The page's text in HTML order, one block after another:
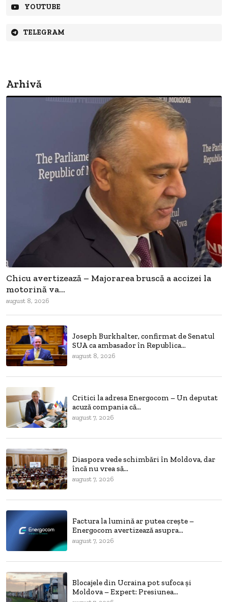
YOUTUBE
TELEGRAM
Arhivă
Chicu avertizează – Majorarea bruscă a accizei la
motorină va...
august 8, 2026
Joseph Burkhalter, confirmat de Senatul
SUA ca ambasador în Republica...
august 8, 2026
Critici la adresa Energocom – Un deputat
acuză compania că...
august 7, 2026
Diaspora vede schimbări în Moldova, dar
încă nu vrea să...
august 7, 2026
Factura la lumină ar putea crește –
Energocom avertizează asupra...
august 7, 2026
Blocajele din Ucraina pot sufoca și
Moldova – Expert: Presiunea...